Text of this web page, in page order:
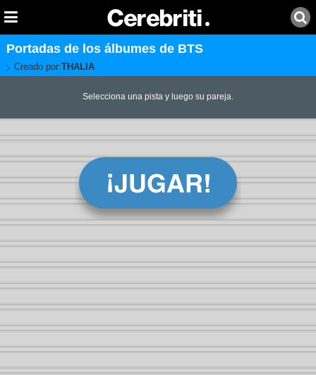
Portadas de los álbumes de BTS
Creado por:THALIA
Selecciona una pista y luego su pareja.